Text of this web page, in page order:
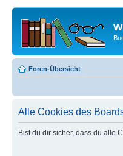
Foren-Übersicht
Alle Cookies des
Bist du dir sicher, dass du alle